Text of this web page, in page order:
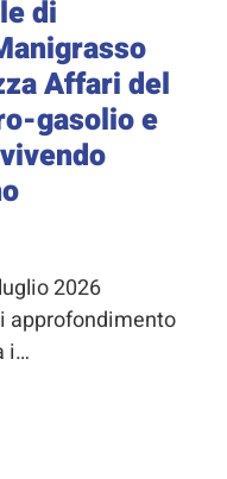
di
Affari del
gasolio e
2026
approfondimento
i…